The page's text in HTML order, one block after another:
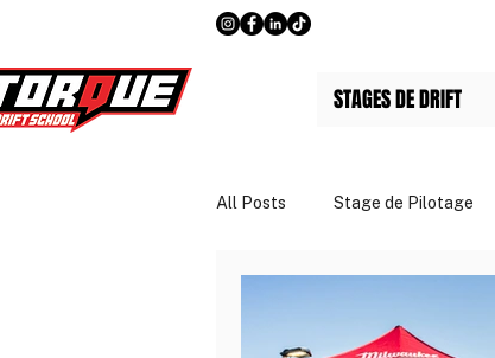
STAGES DE DRIFT
All Posts Stage de Pilotage